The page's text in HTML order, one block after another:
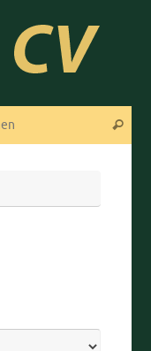
Suchen